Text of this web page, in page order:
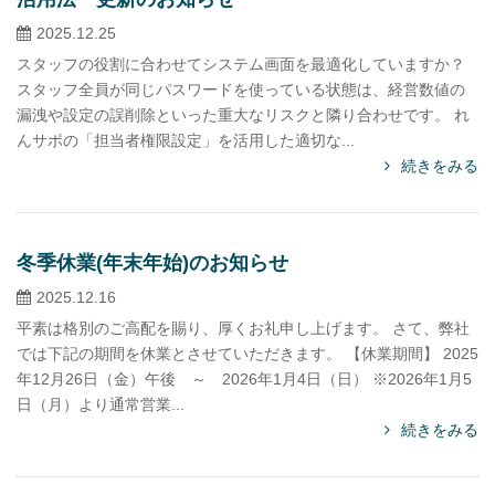
2025.12.25
スタッフの役割に合わせてシステム画面を最適化していますか？
スタッフ全員が同じパスワードを使っている状態は、経営数値の
漏洩や設定の誤削除といった重大なリスクと隣り合わせです。 れ
んサポの「担当者権限設定」を活用した適切な...
続きをみる
冬季休業(年末年始)のお知らせ
2025.12.16
平素は格別のご高配を賜り、厚くお礼申し上げます。 さて、弊社
では下記の期間を休業とさせていただきます。 【休業期間】 2025
年12月26日（金）午後 ～ 2026年1月4日（日） ※2026年1月5
日（月）より通常営業...
続きをみる